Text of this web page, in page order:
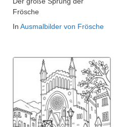
Frösche
In Ausmalbilder von Frösche